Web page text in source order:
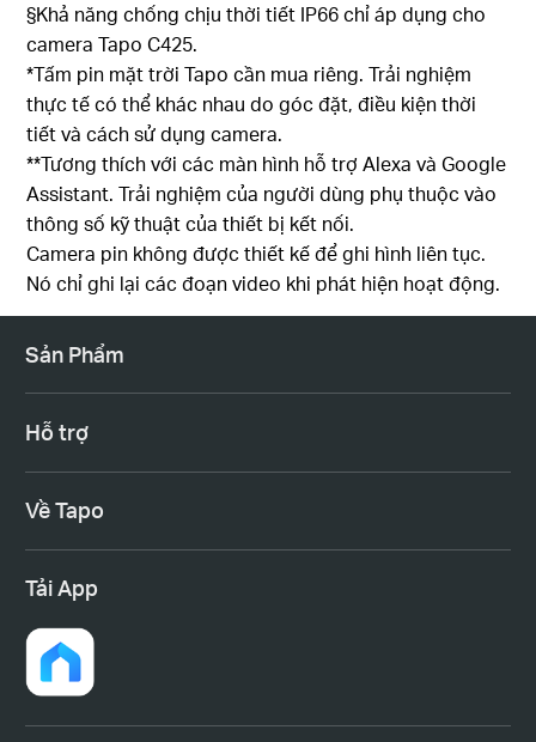
§Khả năng chống chịu thời tiết IP66 chỉ áp dụng cho
camera Tapo C425.
*Tấm pin mặt trời Tapo cần mua riêng. Trải nghiệm
thực tế có thể khác nhau do góc đặt, điều kiện thời
tiết và cách sử dụng camera.
**Tương thích với các màn hình hỗ trợ Alexa và Google
Assistant. Trải nghiệm của người dùng phụ thuộc vào
thông số kỹ thuật của thiết bị kết nối.
Camera pin không được thiết kế để ghi hình liên tục.
Nó chỉ ghi lại các đoạn video khi phát hiện hoạt động.
Sản Phẩm
Hỗ trợ
Về Tapo
Tải App